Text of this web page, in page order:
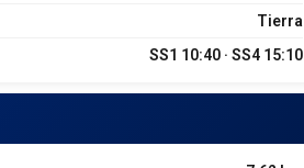
Tierra
SS1 10:40 · SS4 15:10